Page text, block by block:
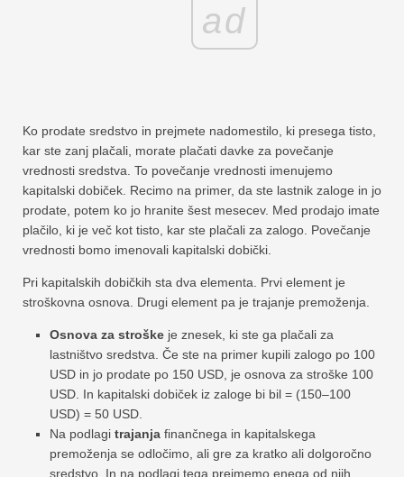
ad
Ko prodate sredstvo in prejmete nadomestilo, ki presega tisto,
kar ste zanj plačali, morate plačati davke za povečanje
vrednosti sredstva. To povečanje vrednosti imenujemo
kapitalski dobiček. Recimo na primer, da ste lastnik zaloge in jo
prodate, potem ko jo hranite šest mesecev. Med prodajo imate
plačilo, ki je več kot tisto, kar ste plačali za zalogo. Povečanje
vrednosti bomo imenovali kapitalski dobički.
Pri kapitalskih dobičkih sta dva elementa. Prvi element je
stroškovna osnova. Drugi element pa je trajanje premoženja.
Osnova za stroške je znesek, ki ste ga plačali za
lastništvo sredstva. Če ste na primer kupili zalogo po 100
USD in jo prodate po 150 USD, je osnova za stroške 100
USD. In kapitalski dobiček iz zaloge bi bil = (150–100
USD) = 50 USD.
Na podlagi trajanja finančnega in kapitalskega
premoženja se odločimo, ali gre za kratko ali dolgoročno
sredstvo. In na podlagi tega prejmemo enega od njih.